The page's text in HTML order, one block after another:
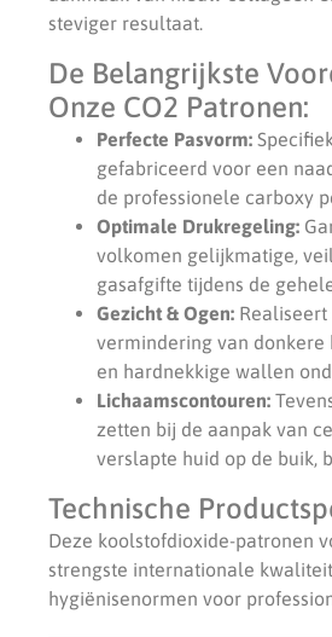
steviger resultaat.
De Belangrijkste
Onze CO2 Patronen:
Perfecte Pasvorm:
gefabriceerd voor een
de professionele carboxy
Optimale Drukregeling:
volkomen gelijkmatige,
gasafgifte tijdens de
Gezicht & Ogen:
vermindering van donkere
en hardnekkige wallen
Lichaamscontouren:
zetten bij de aanpak van
verslapte huid op de buik,
Technische
Deze koolstofdioxide-patronen
strengste internationale
hygiënisenormen voor